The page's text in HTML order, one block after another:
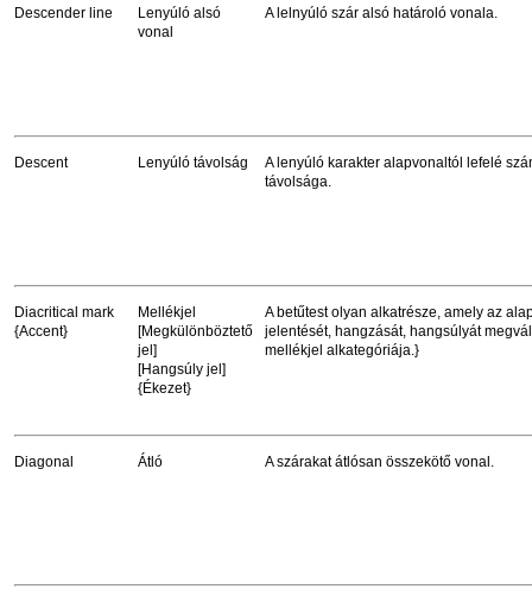
Descender line
Lenyúló alsó
vonal
A lelnyúló szár alsó határoló vonala.
Descent Lenyúló távolság
A lenyúló karakter alapvonaltól lefelé
távolsága.
Diacritical mark
{Accent}
Mellékjel
[Megkülönböztető
jel]
[Hangsúly jel]
{Ékezet}
A betűtest olyan alkatrésze, amely az
jelentését, hangzását, hangsúlyát
mellékjel alkategóriája.}
Diagonal Átló A szárakat átlósan összekötő vonal.